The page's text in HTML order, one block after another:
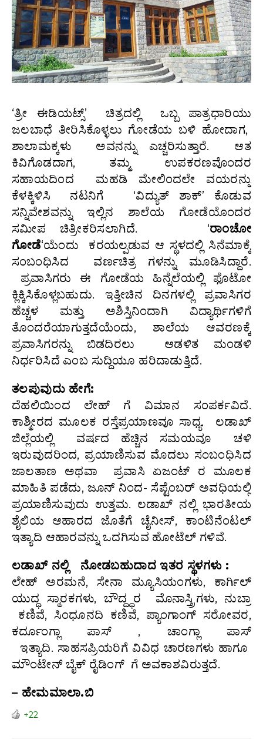
‘ತ್ರೀ ಈಡಿಯಟ್ಸ್’ ಚಿತ್ರದಲ್ಲಿ ಒಬ್ಬ ಪಾತ್ರಧಾರಿಯು
ಜಲಬಾಧೆ ತೀರಿಸಿಕೊಳ್ಳಲು ಗೋಡೆಯ ಬಳಿ ಹೋದಾಗ,
ಶಾಲಾಮಕ್ಕಳು ಅವನನ್ನು ಎಚ್ಚರಿಸುತ್ತಾರೆ. ಆತ
ಕಿವಿಗೊಡದಾಗ, ತಮ್ಮ ಉಪಕರಣವೊಂದರ
ಸಹಾಯದಿಂದ ಮಹಡಿ ಮೇಲಿಂದಲೇ ವಯರನ್ನು
ಕೆಳಕ್ಕಿಳಿಸಿ ನಟನಿಗೆ ‘ವಿದ್ಯುತ್ ಶಾಕ್’ ಕೊಡುವ
ಸನ್ನಿವೇಶವನ್ನು ಇಲ್ಲಿನ ಶಾಲೆಯ ಗೋಡೆಯೊಂದರ
ಸಮೀಪ ಚಿತ್ರೀಕರಿಸಲಾಗಿದೆ. ‘ರಾಂಚೋ
ಗೋಡೆ‘ಯೆಂದು ಕರಯಲ್ಪಡುವ ಆ ಸ್ಥಳದಲ್ಲಿ ಸಿನೆಮಾಕ್ಕೆ
ಸಂಬಂಧಿಸಿದ ವರ್ಣಚಿತ್ರ ಗಳನ್ನು ಮೂಡಿಸಿದ್ದಾರೆ.
ಪ್ರವಾಸಿಗರು ಈ ಗೋಡೆಯ ಹಿನ್ನೆಲೆಯಲ್ಲಿ ಫೊಟೋ
ಕ್ಲಿಕ್ಕಿಸಿಕೊಳ್ಲಬಹುದು. ಇತ್ತೀಚಿನ ದಿನಗಳಲ್ಲಿ ಪ್ರವಾಸಿಗರ
ಹೆಚ್ಚಳ ಮತ್ತು ಅಶಿಸ್ತಿನಿಂದಾಗಿ ವಿದ್ಯಾರ್ಥಿಗಳಿಗೆ
ತೊಂದರೆಯಾಗುತ್ತದೆಯೆಂದು, ಶಾಲೆಯ ಆವರಣಕ್ಕೆ
ಪ್ರವಾಸಿಗರನ್ನು ಬಿಡದಿರಲು ಆಡಳಿತ ಮಂಡಳಿ
ನಿರ್ಧರಿಸಿದೆ ಎಂಬ ಸುದ್ದಿಯೂ ಹರಿದಾಡುತ್ತಿದೆ.
ತಲಪುವುದು ಹೇಗೆ:
ದೆಹಲಿಯಿಂದ ಲೇಹ್ ಗೆ ವಿಮಾನ ಸಂಪರ್ಕವಿದೆ.
ಕಾಶ್ಮೀರದ ಮೂಲಕ ರಸ್ತೆಪ್ರಯಾಣವೂ ಸಾಧ್ಯ. ಲಡಾಖ್
ಜಿಲ್ಲೆಯಲ್ಲಿ ವರ್ಷದ ಹೆಚ್ಚಿನ ಸಮಯವೂ ಚಳಿ
ಇರುವುದರಿಂದ, ಪ್ರಯಾಣಿಸುವ ಮೊದಲು ಸಂಬಂಧಿಸಿದ
ಜಾಲತಾಣ ಅಥವಾ ಪ್ರವಾಸಿ ಏಜಂಟ್ ರ ಮೂಲಕ
ಮಾಹಿತಿ ಪಡೆದು, ಜೂನ್ ನಿಂದ- ಸೆಪ್ಟೆಂಬರ್ ಅವಧಿಯಲ್ಲಿ
ಪ್ರಯಾಣಿಸುವುದು ಉತ್ತಮ. ಲಡಾಖ್ ನಲ್ಲಿ ಭಾರತೀಯ
ಶೈಲಿಯ ಆಹಾರದ ಜೊತೆಗೆ ಚೈನೀಸ್, ಕಾಂಟಿನೆಂಟಲ್
ಇತ್ಯಾದಿ ಆಹಾರವನ್ನು ಒದಗಿಸುವ ಹೋಟೆಲ್ ಗಳಿವೆ.
ಲಡಾಖ್ ನಲ್ಲಿ ನೋಡಬಹುದಾದ ಇತರ ಸ್ಥಳಗಳು :
ಲೇಹ್ ಅರಮನೆ, ಸೇನಾ ಮ್ಯೂಸಿಯಂಗಳು, ಕಾರ್ಗಿಲ್
ಯುದ್ಧ ಸ್ಮಾರಕಗಳು, ಬೌದ್ದ್ಧರ ಮೊನಾಸ್ತ್ರಿಗಳು, ನುಬ್ರಾ
ಕಣಿವೆ, ಸಿಂಧೂನದಿ ಕಣಿವೆ, ಪ್ಯಾಂಗಾಂಗ್ ಸರೋವರ,
ಕರ್ದೂಂಗ್ಲಾ ಪಾಸ್ , ಚಾಂಗ್ಲಾ ಪಾಸ್
ಇತ್ಯಾದಿ. ಸಾಹಸಪ್ರಿಯರಿಗೆ ವಿವಿಧ ಚಾರಣಗಳು ಹಾಗೂ
ಮೌಂಟೇನ್ ಬೈಕ್ ರೈಡಿಂಗ್ ಗೆ ಅವಕಾಶವಿರುತ್ತದೆ.
– ಹೇಮಮಾಲಾ.ಬಿ
+22